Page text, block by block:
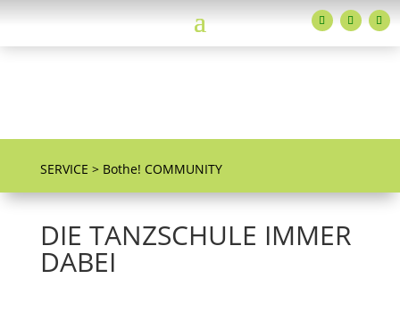
SERVICE > Bothe! COMMUNITY
DIE TANZSCHULE IMMER
DABEI